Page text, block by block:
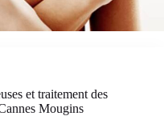
et traitement des
Mougins